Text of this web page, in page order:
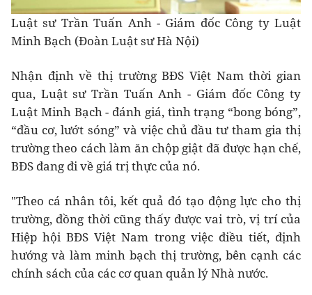
Luật sư Trần Tuấn Anh - Giám đốc Công ty Luật
Minh Bạch (Đoàn Luật sư Hà Nội)
Nhận định về thị trường BĐS Việt Nam thời gian
qua, Luật sư Trần Tuấn Anh - Giám đốc Công ty
Luật Minh Bạch - đánh giá, tình trạng “bong bóng”,
“đầu cơ, lướt sóng” và việc chủ đầu tư tham gia thị
trường theo cách làm ăn chộp giật đã được hạn chế,
BĐS đang đi về giá trị thực của nó.
"Theo cá nhân tôi, kết quả đó tạo động lực cho thị
trường, đồng thời cũng thấy được vai trò, vị trí của
Hiệp hội BĐS Việt Nam trong việc điều tiết, định
hướng và làm minh bạch thị trường, bên cạnh các
chính sách của các cơ quan quản lý Nhà nước.